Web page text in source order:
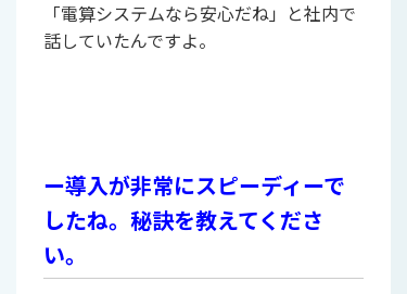
「電算システムなら安心だね」と社内で
話していたんですよ。
ー導入が非常にスピーディーで
したね。秘訣を教えてくださ
い。